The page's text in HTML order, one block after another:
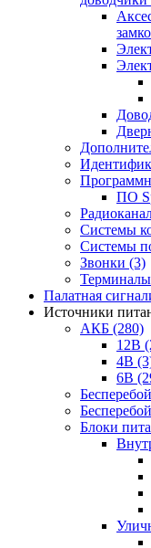
ПО
Системы
Системы
Звонки (3)
Палатная
Источники
АКБ (280)
12В
4В
6В
Блоки